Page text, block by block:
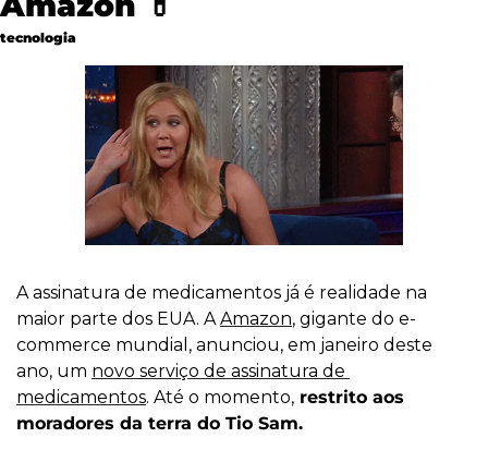
tecnologia
A assinatura de medicamentos já é realidade na
maior parte dos EUA. A Amazon, gigante do e-
commerce mundial, anunciou, em janeiro deste
ano, um novo serviço de assinatura de
medicamentos. Até o momento, restrito aos
moradores da terra do Tio Sam.